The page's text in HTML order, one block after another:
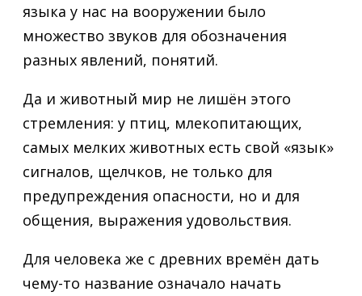
языка у нас на вооружении было
множество звуков для обозначения
разных явлений, понятий.
Да и животный мир не лишён этого
стремления: у птиц, млекопитающих,
самых мелких животных есть свой «язык»
сигналов, щелчков, не только для
предупреждения опасности, но и для
общения, выражения удовольствия.
Для человека же с древних времён дать
чему-то название означало начать